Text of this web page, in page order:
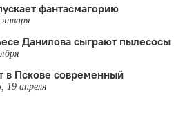
фантасмагорию
Данилова сыграют пылесосы
в Пскове современный
19 апреля